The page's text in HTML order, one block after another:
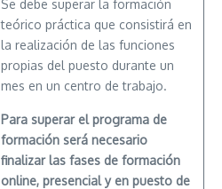
Se debe superar la formación
teórico práctica que consistirá en
la realización de las funciones
propias del puesto durante un
mes en un centro de trabajo.
Para superar el programa de
formación será necesario
finalizar las fases de formación
online, presencial y en puesto de